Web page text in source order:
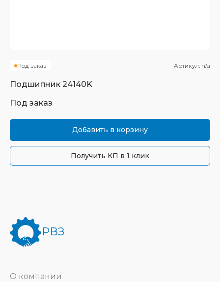
Под заказ Артикул: n/a
Подшипник 24140K
Под заказ
Добавить в корзину
Получить КП в 1 клик
РВЗ
О компании